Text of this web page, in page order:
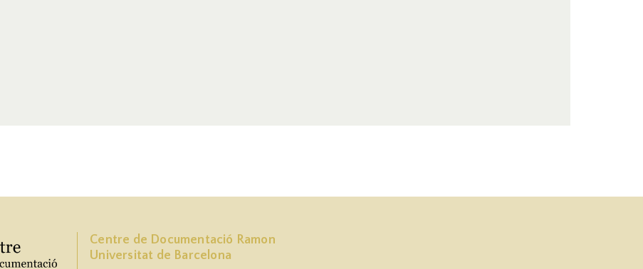
Centre de Documentació Ramon
Universitat de Barcelona